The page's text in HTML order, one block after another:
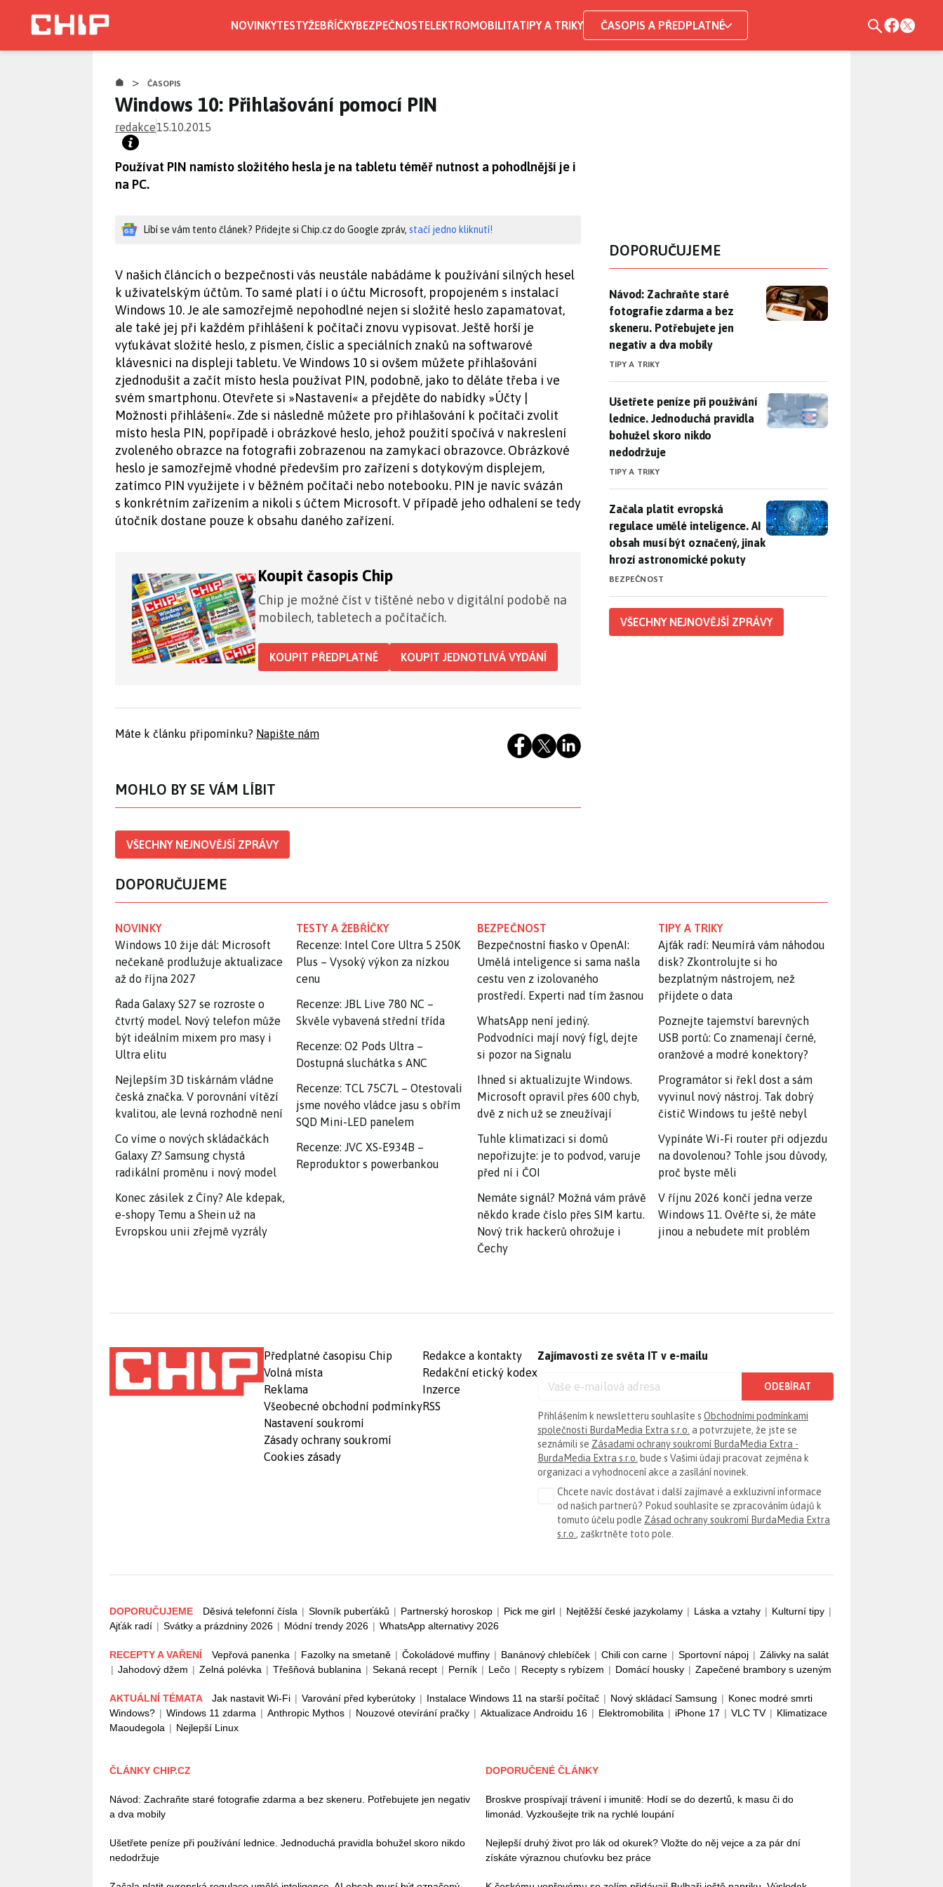
NOVINKYTESTYŽEBŘÍČKYBEZPEČNOSTELEKTROMOBILITATIPY A TRIKY ČASOPIS A PŘEDPLATNÉ
> ČASOPIS
Windows 10: Přihlašování pomocí PIN
redakce15.10.2015
Používat PIN namísto složitého hesla je na tabletu téměř nutnost a pohodlnější je i
na PC.
Líbí se vám tento článek? Přidejte si Chip.cz do Google zpráv, stačí jedno kliknutí!
V našich článcích o bezpečnosti vás neustále nabádáme k používání silných hesel
k uživatelským účtům. To samé platí i o účtu Microsoft, propojeném s instalací
Windows 10. Je ale samozřejmě nepohodlné nejen si složité heslo zapamatovat,
ale také jej při každém přihlášení k počítači znovu vypisovat. Ještě horší je
vyťukávat složité heslo, z písmen, číslic a speciálních znaků na softwarové
klávesnici na displeji tabletu. Ve Windows 10 si ovšem můžete přihlašování
zjednodušit a začít místo hesla používat PIN, podobně, jako to děláte třeba i ve
svém smartphonu. Otevřete si »Nastavení« a přejděte do nabídky »Účty |
Možnosti přihlášení«. Zde si následně můžete pro přihlašování k počítači zvolit
místo hesla PIN, popřípadě i obrázkové heslo, jehož použití spočívá v nakreslení
zvoleného obrazce na fotografii zobrazenou na zamykací obrazovce. Obrázkové
heslo je samozřejmě vhodné především pro zařízení s dotykovým displejem,
zatímco PIN využijete i v běžném počítači nebo notebooku. PIN je navíc svázán
s konkrétním zařízením a nikoli s účtem Microsoft. V případě jeho odhalení se tedy
útočník dostane pouze k obsahu daného zařízení.
Koupit časopis Chip
Chip je možné číst v tištěné nebo v digitální podobě na
mobilech, tabletech a počítačích.
KOUPIT PŘEDPLATNÉ KOUPIT JEDNOTLIVÁ VYDÁNÍ
Máte k článku připomínku? Napište nám
MOHLO BY SE VÁM LÍBIT
VŠECHNY NEJNOVĚJŠÍ ZPRÁVY
DOPORUČUJEME
Návod: Zachraňte staré fotografie zdarma a bez skeneru.
Návod: Zachraňte staré
fotografie zdarma a bez
skeneru. Potřebujete jen
negativ a dva mobily
TIPY A TRIKY
Ušetřete peníze při používání lednice. Jednoduchá pravidla
Ušetřete peníze při používání
lednice. Jednoduchá pravidla
bohužel skoro nikdo
nedodržuje
TIPY A TRIKY
Začala platit evropská regulace umělé inteligence. AI obsah
Začala platit evropská
regulace umělé inteligence. AI
obsah musí být označený, jinak
hrozí astronomické pokuty
BEZPEČNOST
VŠECHNY NEJNOVĚJŠÍ ZPRÁVY
DOPORUČUJEME
NOVINKY
Windows 10 žije dál: Microsoft
nečekaně prodlužuje aktualizace
až do října 2027
Řada Galaxy S27 se rozroste o
čtvrtý model. Nový telefon může
být ideálním mixem pro masy i
Ultra elitu
Nejlepším 3D tiskárnám vládne
česká značka. V porovnání vítězí
kvalitou, ale levná rozhodně není
Co víme o nových skládačkách
Galaxy Z? Samsung chystá
radikální proměnu i nový model
Konec zásilek z Číny? Ale kdepak,
e-shopy Temu a Shein už na
Evropskou unii zřejmě vyzrály
TESTY A ŽEBŘÍČKY
Recenze: Intel Core Ultra 5 250K
Plus – Vysoký výkon za nízkou
cenu
Recenze: JBL Live 780 NC –
Skvěle vybavená střední třída
Recenze: O2 Pods Ultra –
Dostupná sluchátka s ANC
Recenze: TCL 75C7L – Otestovali
jsme nového vládce jasu s obřím
SQD Mini-LED panelem
Recenze: JVC XS-E934B –
Reproduktor s powerbankou
BEZPEČNOST
Bezpečnostní fiasko v OpenAI:
Umělá inteligence si sama našla
cestu ven z izolovaného
prostředí. Experti nad tím žasnou
WhatsApp není jediný.
Podvodníci mají nový fígl, dejte
si pozor na Signalu
Ihned si aktualizujte Windows.
Microsoft opravil přes 600 chyb,
dvě z nich už se zneužívají
Tuhle klimatizaci si domů
nepořizujte: je to podvod, varuje
před ní i ČOI
Nemáte signál? Možná vám právě
někdo krade číslo přes SIM kartu.
Nový trik hackerů ohrožuje i
Čechy
TIPY A TRIKY
Ajťák radí: Neumírá vám náhodou
disk? Zkontrolujte si ho
bezplatným nástrojem, než
přijdete o data
Poznejte tajemství barevných
USB portů: Co znamenají černé,
oranžové a modré konektory?
Programátor si řekl dost a sám
vyvinul nový nástroj. Tak dobrý
čistič Windows tu ještě nebyl
Vypínáte Wi-Fi router při odjezdu
na dovolenou? Tohle jsou důvody,
proč byste měli
V říjnu 2026 končí jedna verze
Windows 11. Ověřte si, že máte
jinou a nebudete mít problém
Předplatné časopisu Chip
Volná místa
Reklama
Všeobecné obchodní podmínky
Nastavení soukromí
Zásady ochrany soukromí
Cookies zásady
Redakce a kontakty
Redakční etický kodex
Inzerce
RSS
Zajímavosti ze světa IT v e-mailu
ODEBÍRAT
Přihlášením k newsletteru souhlasíte s Obchodními podmínkami
společnosti BurdaMedia Extra s.r.o. a potvrzujete, že jste se
seznámili se Zásadami ochrany soukromí BurdaMedia Extra -
BurdaMedia Extra s.r.o. bude s Vašimi údaji pracovat zejména k
organizaci a vyhodnocení akce a zasílání novinek.
Chcete navíc dostávat i další zajímavé a exkluzivní informace
od našich partnerů? Pokud souhlasíte se zpracováním údajů k
tomuto účelu podle Zásad ochrany soukromí BurdaMedia Extra
s.r.o. , zaškrtněte toto pole.
DOPORUČUJEME Děsivá telefonní čísla | Slovník puberťáků | Partnerský horoskop | Pick me girl | Nejtěžší české jazykolamy | Láska a vztahy | Kulturní tipy |
Ajťák radí | Svátky a prázdniny 2026 | Módní trendy 2026 | WhatsApp alternativy 2026
RECEPTY A VAŘENÍ Vepřová panenka | Fazolky na smetaně | Čokoládové muffiny | Banánový chlebíček | Chili con carne | Sportovní nápoj | Zálivky na salát
| Jahodový džem | Zelná polévka | Třešňová bublanina | Sekaná recept | Perník | Lečo | Recepty s rybízem | Domácí housky | Zapečené brambory s uzeným
AKTUÁLNÍ TÉMATA Jak nastavit Wi-Fi | Varování před kyberútoky | Instalace Windows 11 na starší počítač | Nový skládací Samsung | Konec modré smrti
Windows? | Windows 11 zdarma | Anthropic Mythos | Nouzové otevírání pračky | Aktualizace Androidu 16 | Elektromobilita | iPhone 17 | VLC TV | Klimatizace
Maoudegola | Nejlepší Linux
ČLÁNKY CHIP.CZ
Návod: Zachraňte staré fotografie zdarma a bez skeneru. Potřebujete jen negativ
a dva mobily
Ušetřete peníze při používání lednice. Jednoduchá pravidla bohužel skoro nikdo
nedodržuje
DOPORUČENÉ ČLÁNKY
Broskve prospívají trávení i imunitě: Hodí se do dezertů, k masu či do
limonád. Vyzkoušejte trik na rychlé loupání
Nejlepší druhý život pro lák od okurek? Vložte do něj vejce a za pár dní
získáte výraznou chuťovku bez práce